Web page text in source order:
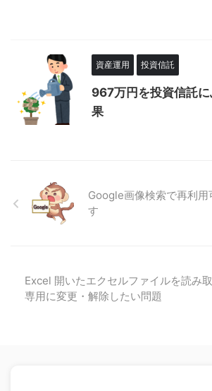
資産運用 投資信託
967万円を投資信託
果
Google画像検索で再利用
す
Excel 開いたエクセルファイルを読み
専用に変更・解除したい問題